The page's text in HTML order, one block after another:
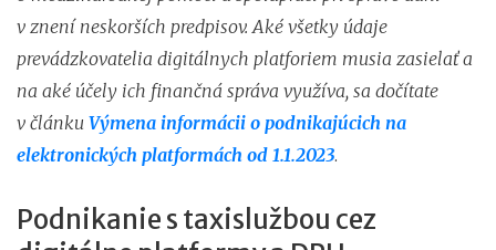
v znení neskorších predpisov. Aké všetky údaje
prevádzkovatelia digitálnych platforiem musia zasielať a
na aké účely ich finančná správa využíva, sa dočítate
v článku Výmena informácii o podnikajúcich na
elektronických platformách od 1.1.2023.
Podnikanie s taxislužbou cez